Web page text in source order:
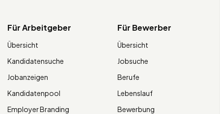
Für Arbeitgeber
Übersicht
Kandidatensuche
Jobanzeigen
Kandidatenpool
Employer Branding
Für Bewerber
Übersicht
Jobsuche
Berufe
Lebenslauf
Bewerbung